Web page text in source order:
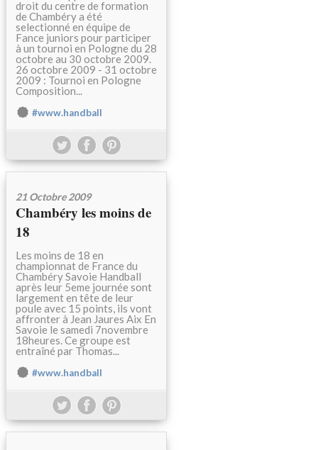
droit du centre de formation
de Chambéry a été
selectionné en équipe de
Fance juniors pour participer
à un tournoi en Pologne du 28
octobre au 30 octobre 2009.
26 octobre 2009 - 31 octobre
2009 : Tournoi en Pologne
Composition...
#www.handball
21 Octobre 2009
Chambéry les moins de
18
Les moins de 18 en
championnat de France du
Chambéry Savoie Handball
après leur 5eme journée sont
largement en tête de leur
poule avec 15 points, ils vont
affronter à Jean Jaures Aix En
Savoie le samedi 7novembre
18heures. Ce groupe est
entraîné par Thomas...
#www.handball